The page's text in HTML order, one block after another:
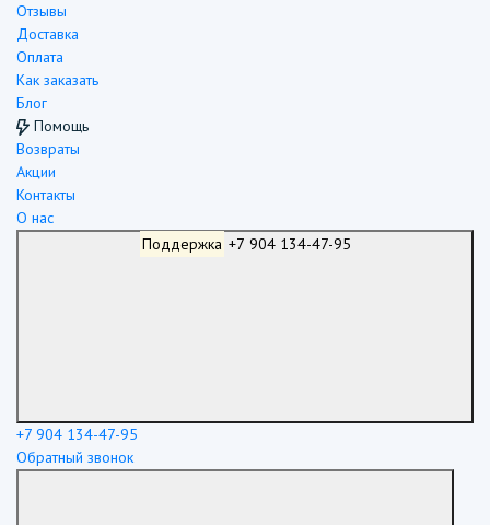
Отзывы
Доставка
Оплата
Как заказать
Блог
Помощь
Возвраты
Акции
Контакты
О нас
Поддержка
+7 904 134-47-95
Обратный звонок